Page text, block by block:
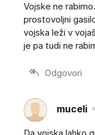
Vojske ne
prostovoljni
vojska leži v
je pa tudi ne
Odgovori
muceli